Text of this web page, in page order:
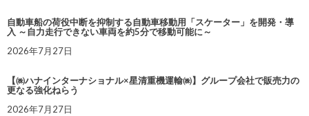
自動車船の荷役中断を抑制する自動車移動用「スケーター」を開発・導
入 ～自力走行できない車両を約5分で移動可能に～
2026年7月27日
【㈱ハナインターナショナル×星清重機運輸㈱】グループ会社で販売力の
更なる強化ねらう
2026年7月27日